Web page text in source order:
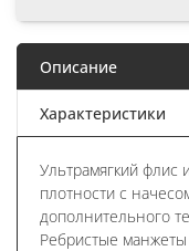
Описание
Характеристики
Ультрамягкий флис
плотности с
дополнительного
Ребристые